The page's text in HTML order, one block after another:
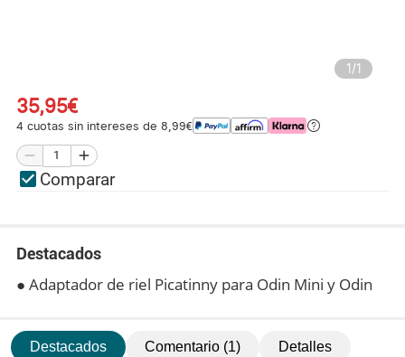
1/1
35,95€
4 cuotas sin intereses de 8,99€
Comparar
Destacados
● Adaptador de riel Picatinny para Odin Mini y Odin
Destacados Comentario (1) Detalles